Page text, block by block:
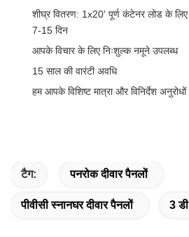
शीघ्र वितरण: 1x20' पूर्ण कंटेनर लोड के लिए
7-15 दिन
आपके विचार के लिए निःशुल्क नमूने उपलब्ध
15 साल की वारंटी अवधि
हम आपके विशिष्ट मात्रा और विनिर्देश